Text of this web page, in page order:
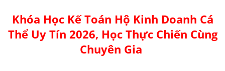
Khóa Học Kế Toán Hộ Kinh Doanh Cá
Thể Uy Tín 2026, Học Thực Chiến Cùng
Chuyên Gia